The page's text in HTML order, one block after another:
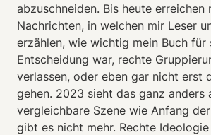
abzuschneiden. Bis heute erreichen
Nachrichten, in welchen mir Leser
erzählen, wie wichtig mein Buch für
Entscheidung war, rechte
verlassen, oder eben gar nicht erst
gehen. 2023 sieht das ganz anders
vergleichbare Szene wie Anfang
gibt es nicht mehr. Rechte